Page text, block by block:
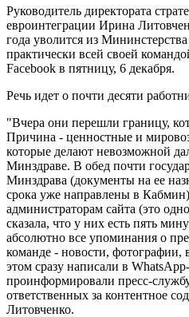
Руководитель директората
евроинтеграции Ирина
года уволится из
практически всей своей
Facebook в пятницу, 6 декабря.
Речь идет о почти десяти
"Вчера они перешли границу,
Причина - ценностные и
которые делают невозможной
Минздраве. В обед почти
Минздрава (документы на ее
срока уже направлены в
администраторам сайта (это
сказала, что у них есть пять
абсолютно все упоминания о
команде - новости, фотографии,
этом сразу написали в
проинформировали пресс-
ответственных за контентное
Литовченко.